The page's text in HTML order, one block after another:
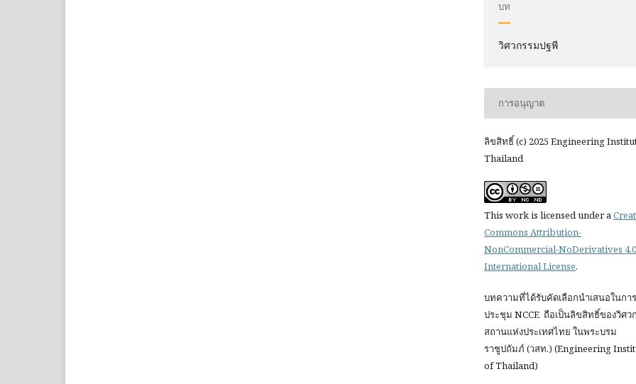
บท
วิศวกรรมปฐพี
การอนุญาต
ลิขสิทธิ์ (c) 2025 Engineering
Thailand
This work is licensed under a
Commons Attribution-
NonCommercial-NoDerivatives 4.0
International License.
บทความที่ได้รับคัดเลือกนำเสนอในการ
ประชุม NCCE ถือเป็นลิขสิทธิ์ของวิศว
สถานแห่งประเทศไทย ในพระบรม
ราชูปถัมภ์ (วสท.) (Engineering
of Thailand)